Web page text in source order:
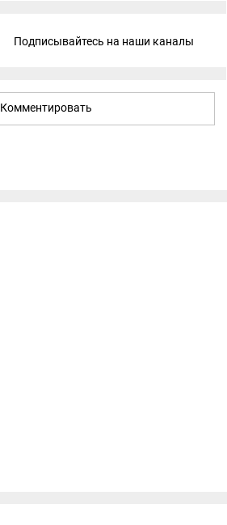
Подписывайтесь на наши каналы
Комментировать